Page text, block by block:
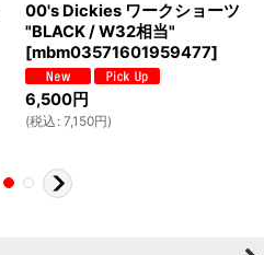
00's Dickies ワークショーツ
"BLACK / W32相当"
[mbm03571601959477]
6,500円
(税込 : 7,150円)